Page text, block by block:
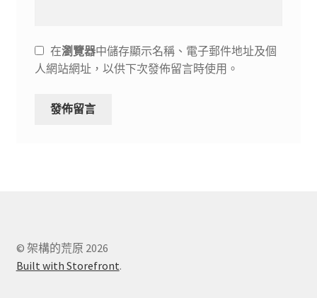
在瀏覽器中儲存顯示名稱、電子郵件地址及個
人網站網址，以供下次發佈留言時使用。
© 架構的荒原 2026
Built with Storefront.